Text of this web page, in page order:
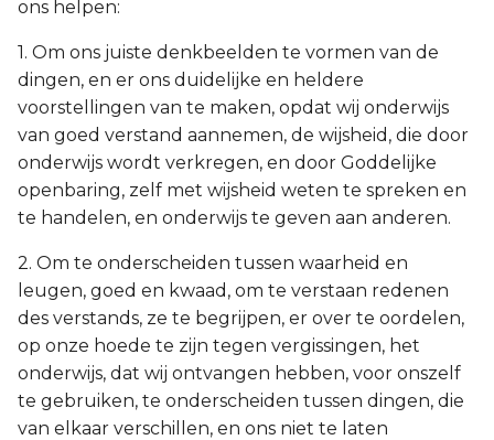
ons helpen:
1. Om ons juiste denkbeelden te vormen van de
dingen, en er ons duidelijke en heldere
voorstellingen van te maken, opdat wij onderwijs
van goed verstand aannemen, de wijsheid, die door
onderwijs wordt verkregen, en door Goddelijke
openbaring, zelf met wijsheid weten te spreken en
te handelen, en onderwijs te geven aan anderen.
2. Om te onderscheiden tussen waarheid en
leugen, goed en kwaad, om te verstaan redenen
des verstands, ze te begrijpen, er over te oordelen,
op onze hoede te zijn tegen vergissingen, het
onderwijs, dat wij ontvangen hebben, voor onszelf
te gebruiken, te onderscheiden tussen dingen, die
van elkaar verschillen, en ons niet te laten